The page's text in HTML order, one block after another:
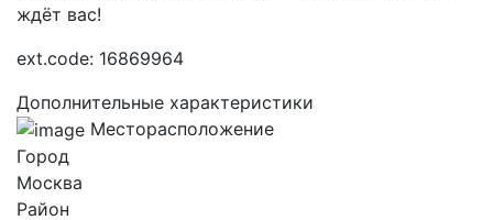
ждёт вас!
ext.code: 16869964
Дополнительные характеристики
Месторасположение
Город
Москва
Район